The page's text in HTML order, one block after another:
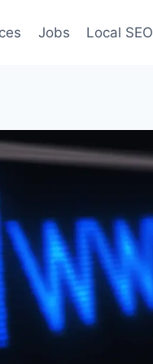
Jobs Local SEO